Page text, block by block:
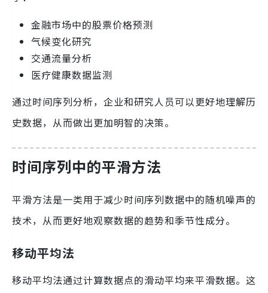
金融市场中的股票价格预测
气候变化研究
交通流量分析
医疗健康数据监测
通过时间序列分析，企业和研究人员可以更好地理解历
史数据，从而做出更加明智的决策。
时间序列中的平滑方法
平滑方法是一类用于减少时间序列数据中的随机噪声的
技术，从而更好地观察数据的趋势和季节性成分。
移动平均法
移动平均法通过计算数据点的滑动平均来平滑数据。这